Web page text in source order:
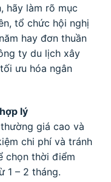
hãy làm rõ mục
tổ chức hội nghị
hay đơn thuần
ty du lịch xây
ưu hóa ngân
lý
giá cao và
chi phí và tránh
chọn thời điểm
1 – 2 tháng.